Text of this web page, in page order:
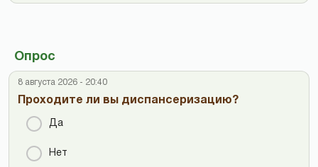
Опрос
8 августа 2026 - 20:40
Проходите ли вы диспансеризацию?
Да
Нет